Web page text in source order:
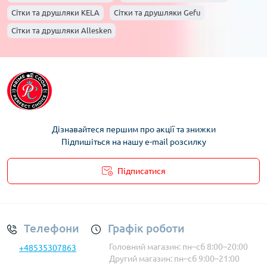
Сітки та друшляки KELA Сітки та друшляки Gefu
Сітки та друшляки Allesken
Дізнавайтеся першим про акції та знижки
Підпишіться на нашу e-mail розсилку
Підписатися
Телефони
+48535307863
Графік роботи
Головний магазин: пн–сб 8:00–20:00
Другий магазин: пн–сб 9:00–21:00